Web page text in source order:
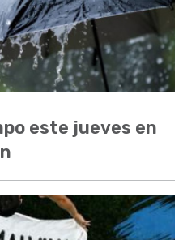
este jueves en